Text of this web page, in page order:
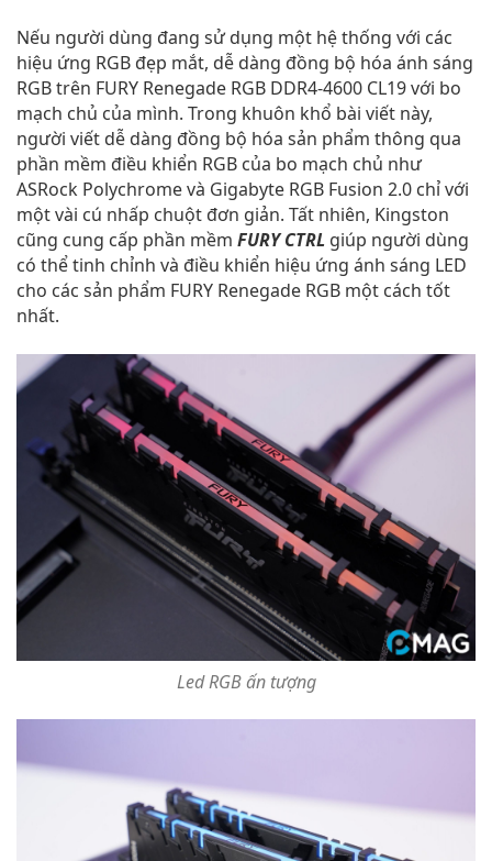
Nếu người dùng đang sử dụng một hệ thống với các
hiệu ứng RGB đẹp mắt, dễ dàng đồng bộ hóa ánh sáng
RGB trên FURY Renegade RGB DDR4-4600 CL19 với bo
mạch chủ của mình. Trong khuôn khổ bài viết này,
người viết dễ dàng đồng bộ hóa sản phẩm thông qua
phần mềm điều khiển RGB của bo mạch chủ như
ASRock Polychrome và Gigabyte RGB Fusion 2.0 chỉ với
một vài cú nhấp chuột đơn giản. Tất nhiên, Kingston
cũng cung cấp phần mềm FURY CTRL giúp người dùng
có thể tinh chỉnh và điều khiển hiệu ứng ánh sáng LED
cho các sản phẩm FURY Renegade RGB một cách tốt
nhất.
Led RGB ấn tượng